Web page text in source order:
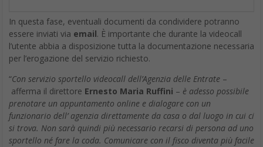
In questa fase, eventuali documenti da condividere potranno
essere inviati via email. È importante che durante la videocall
l’utente abbia a disposizione tutta la documentazione necessaria
per l’erogazione del servizio richiesto.
“Con servizio sportello videocall dell’Agenzia delle Entrate –
afferma il direttore Ernesto Maria Ruffini – è adesso possibile
prenotare un appuntamento online e dialogare con un
funzionario dell’ agenzia direttamente da casa o dal luogo in cui ci
si trova. Non sarà quindi più necessario recarsi di persona ad uno
sportello né fare la coda. Comunicare con il fisco diventa più facile